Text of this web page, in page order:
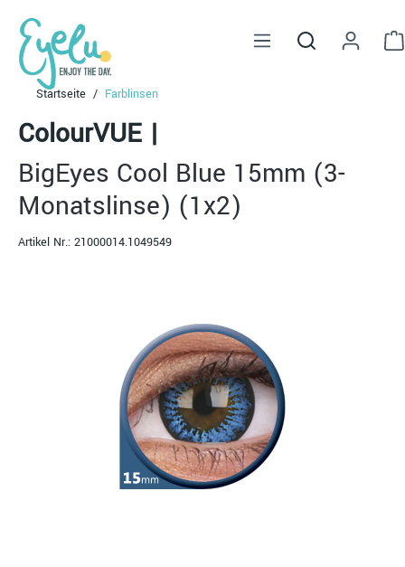
springen
Startseite Farblinsen
ColourVUE |
BigEyes Cool Blue 15mm (3-
Monatslinse) (1x2)
Artikel Nr.: 21000014.1049549